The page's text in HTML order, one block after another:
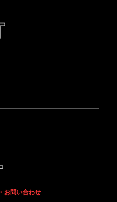
お問い合わせ